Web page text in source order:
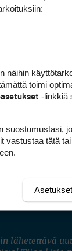
INSTAGRAM
lähetettävä
näihin
toimi
-linkkiä
suostumustasi,
vastustaa tätä
Asetukset